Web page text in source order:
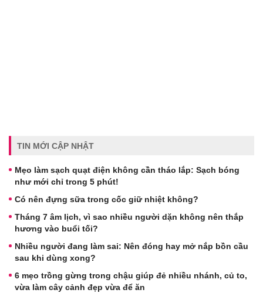
TIN MỚI CẬP NHẬT
Mẹo làm sạch quạt điện không cần tháo lắp: Sạch bóng
như mới chỉ trong 5 phút!
Có nên đựng sữa trong cốc giữ nhiệt không?
Tháng 7 âm lịch, vì sao nhiều người dặn không nên thắp
hương vào buổi tối?
Nhiều người đang làm sai: Nên đóng hay mở nắp bồn cầu
sau khi dùng xong?
6 mẹo trồng gừng trong chậu giúp đẻ nhiều nhánh, củ to,
vừa làm cây cảnh đẹp vừa để ăn